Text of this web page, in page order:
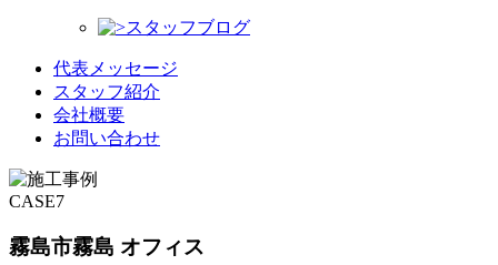
スタッフブログ
代表メッセージ
スタッフ紹介
会社概要
お問い合わせ
CASE7
霧島市霧島 オフィス